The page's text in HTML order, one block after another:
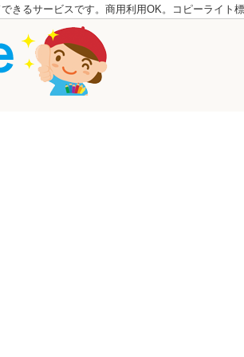
きるサービスです。商用利用OK。コピーライト